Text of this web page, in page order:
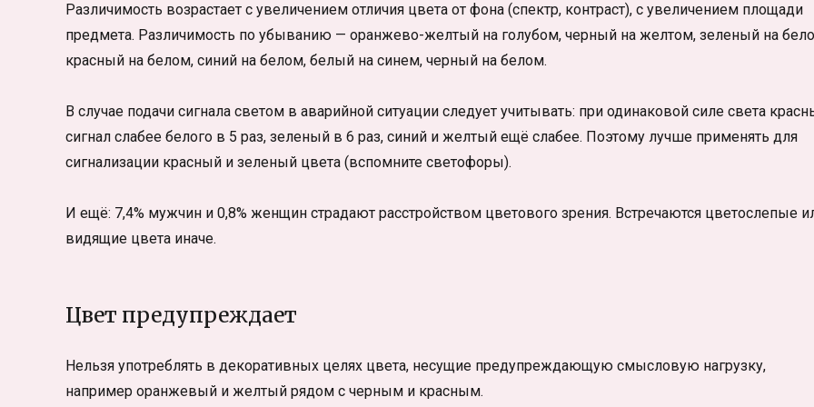
Различимость возрастает с увеличением отличия цвета от фона (спектр, контраст), с увеличением площади
предмета. Различимость по убыванию — оранжево-желтый на голубом, черный на желтом, зеленый на
красный на белом, синий на белом, белый на синем, черный на белом.
В случае подачи сигнала светом в аварийной ситуации следует учитывать: при одинаковой силе света
сигнал слабее белого в 5 раз, зеленый в 6 раз, синий и желтый ещё слабее. Поэтому лучше применять для
сигнализации красный и зеленый цвета (вспомните светофоры).
И ещё: 7,4% мужчин и 0,8% женщин страдают расстройством цветового зрения. Встречаются цветослепые
видящие цвета иначе.
Цвет предупреждает
Нельзя употреблять в декоративных целях цвета, несущие предупреждающую смысловую нагрузку,
например оранжевый и желтый рядом с черным и красным.